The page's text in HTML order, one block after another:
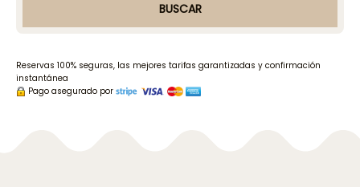
BUSCAR
Reservas 100% seguras, las mejores tarifas garantizadas y confirmación
instantánea
Pago asegurado por